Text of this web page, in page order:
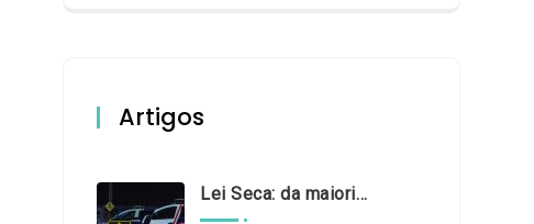
Artigos
Lei Seca: da maioridade à maturidade